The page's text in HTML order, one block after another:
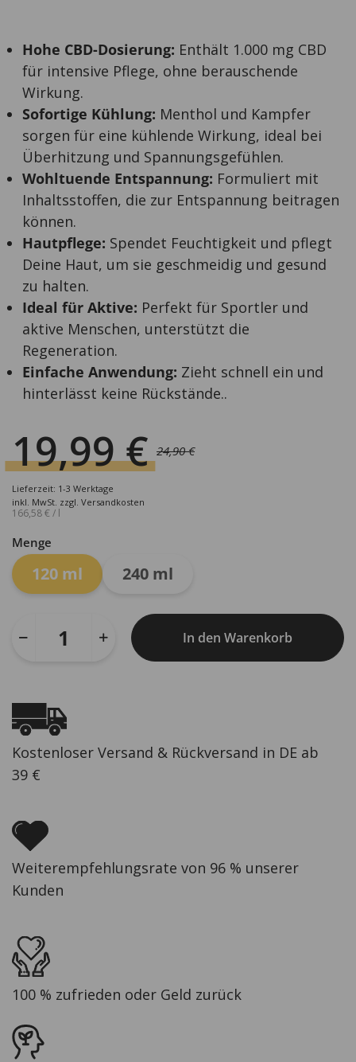
Hohe CBD-Dosierung: Enthält 1.000 mg CBD
für intensive Pflege, ohne berauschende
Wirkung.
Sofortige Kühlung: Menthol und Kampfer
sorgen für eine kühlende Wirkung, ideal bei
Überhitzung und Spannungsgefühlen.
Wohltuende Entspannung: Formuliert mit
Inhaltsstoffen, die zur Entspannung beitragen
können.
Hautpflege: Spendet Feuchtigkeit und pflegt
Deine Haut, um sie geschmeidig und gesund
zu halten.
Ideal für Aktive: Perfekt für Sportler und
aktive Menschen, unterstützt die
Regeneration.
Einfache Anwendung: Zieht schnell ein und
hinterlässt keine Rückstände..
24,90€
Ursprünglicher
Preis
war:
24,90 €
19,99€
Aktueller
Preis
ist:
19,99 €.
Lieferzeit: 1-3 Werktage
inkl. MwSt. zzgl. Versandkosten
166,58€ / l
Menge
120 ml 240 ml
In den Warenkorb
Kostenloser Versand & Rückversand in DE ab
39 €
Weiterempfehlungsrate von 96 % unserer
Kunden
100 % zufrieden oder Geld zurück